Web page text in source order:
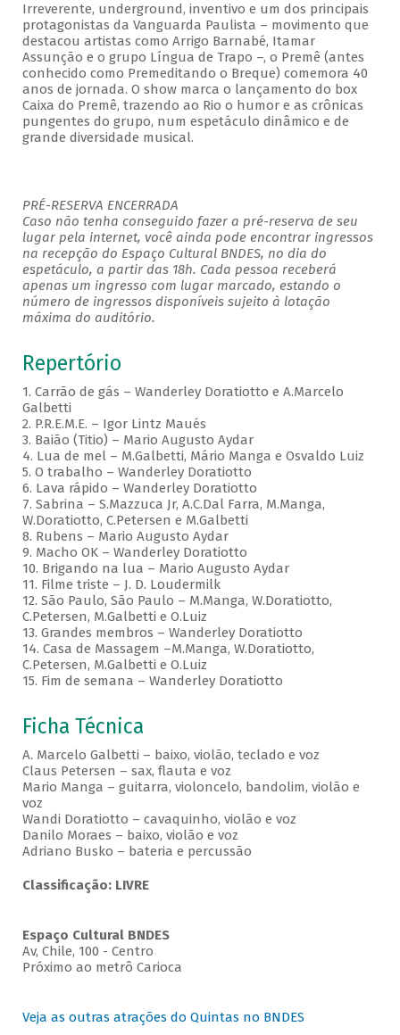
Irreverente, underground, inventivo e um dos principais
protagonistas da Vanguarda Paulista – movimento que
destacou artistas como Arrigo Barnabé, Itamar
Assunção e o grupo Língua de Trapo –, o Premê (antes
conhecido como Premeditando o Breque) comemora 40
anos de jornada. O show marca o lançamento do box
Caixa do Premê, trazendo ao Rio o humor e as crônicas
pungentes do grupo, num espetáculo dinâmico e de
grande diversidade musical.
PRÉ-RESERVA ENCERRADA
Caso não tenha conseguido fazer a pré-reserva de seu
lugar pela internet, você ainda pode encontrar ingressos
na recepção do Espaço Cultural BNDES, no dia do
espetáculo, a partir das 18h. Cada pessoa receberá
apenas um ingresso com lugar marcado, estando o
número de ingressos disponíveis sujeito à lotação
máxima do auditório.
Repertório
1. Carrão de gás – Wanderley Doratiotto e A.Marcelo
Galbetti
2. P.R.E.M.E. – Igor Lintz Maués
3. Baião (Titio) – Mario Augusto Aydar
4. Lua de mel – M.Galbetti, Mário Manga e Osvaldo Luiz
5. O trabalho – Wanderley Doratiotto
6. Lava rápido – Wanderley Doratiotto
7. Sabrina – S.Mazzuca Jr, A.C.Dal Farra, M.Manga,
W.Doratiotto, C.Petersen e M.Galbetti
8. Rubens – Mario Augusto Aydar
9. Macho OK – Wanderley Doratiotto
10. Brigando na lua – Mario Augusto Aydar
11. Filme triste – J. D. Loudermilk
12. São Paulo, São Paulo – M.Manga, W.Doratiotto,
C.Petersen, M.Galbetti e O.Luiz
13. Grandes membros – Wanderley Doratiotto
14. Casa de Massagem –M.Manga, W.Doratiotto,
C.Petersen, M.Galbetti e O.Luiz
15. Fim de semana – Wanderley Doratiotto
Ficha Técnica
A. Marcelo Galbetti – baixo, violão, teclado e voz
Claus Petersen – sax, flauta e voz
Mario Manga – guitarra, violoncelo, bandolim, violão e
voz
Wandi Doratiotto – cavaquinho, violão e voz
Danilo Moraes – baixo, violão e voz
Adriano Busko – bateria e percussão
Classificação: LIVRE
Espaço Cultural BNDES
Av, Chile, 100 - Centro
Próximo ao metrô Carioca
Veja as outras atrações do Quintas no BNDES